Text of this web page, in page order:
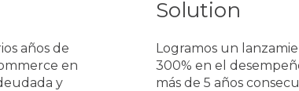
años de
en
y
Solution
Logramos un
300% en el
más de 5 años